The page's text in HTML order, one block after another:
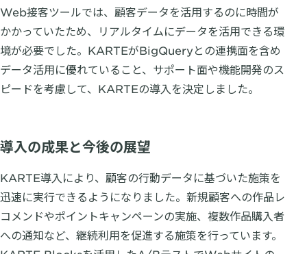
Web接客ツールでは、顧客データを活用するのに時間が
かかっていたため、リアルタイムにデータを活用できる環
境が必要でした。KARTEがBigQueryとの連携面を含め
データ活用に優れていること、サポート面や機能開発のス
ピードを考慮して、KARTEの導入を決定しました。
導入の成果と今後の展望
KARTE導入により、顧客の行動データに基づいた施策を
迅速に実行できるようになりました。新規顧客への作品レ
コメンドやポイントキャンペーンの実施、複数作品購入者
への通知など、継続利用を促進する施策を行っています。